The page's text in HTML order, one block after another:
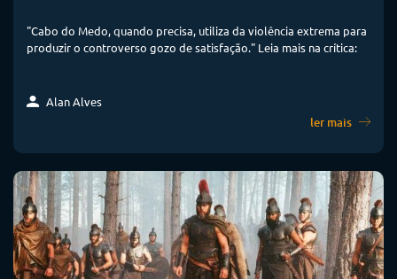
"Cabo do Medo, quando precisa, utiliza da violência extrema para
produzir o controverso gozo de satisfação." Leia mais na crítica:
Alan Alves
ler mais